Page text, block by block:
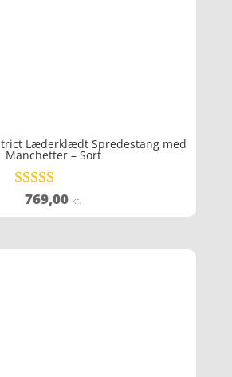
Læderklædt Spredestang med
Manchetter – Sort
Vurderet
4.8
769,00 kr.